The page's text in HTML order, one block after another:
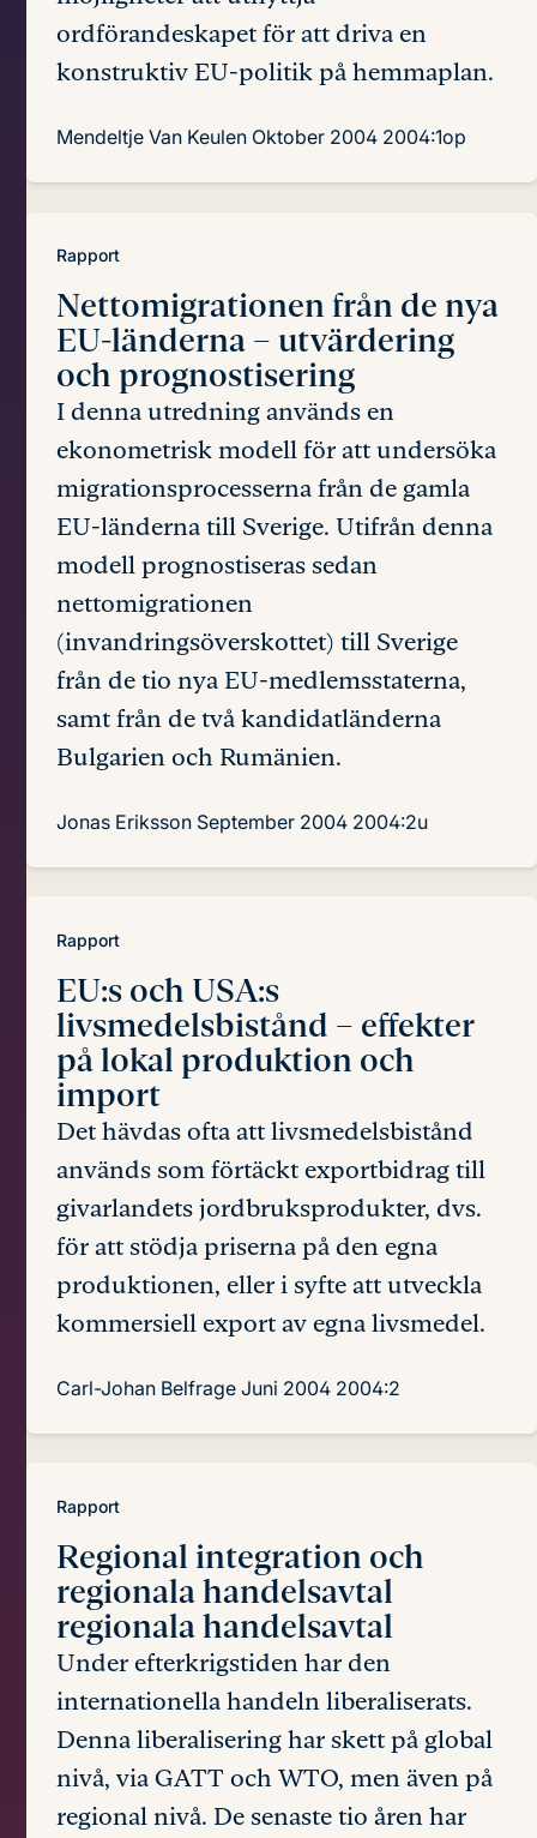
ordförandeskapet för att driva en
konstruktiv EU-politik på hemmaplan.
Mendeltje Van Keulen Oktober 2004 2004:1op
Rapport
Nettomigrationen från de nya
EU-länderna – utvärdering
och prognostisering
I denna utredning används en
ekonometrisk modell för att undersöka
migrationsprocesserna från de gamla
EU-länderna till Sverige. Utifrån denna
modell prognostiseras sedan
nettomigrationen
(invandringsöverskottet) till Sverige
från de tio nya EU-medlemsstaterna,
samt från de två kandidatländerna
Bulgarien och Rumänien.
Jonas Eriksson September 2004 2004:2u
Rapport
EU:s och USA:s
livsmedelsbistånd – effekter
på lokal produktion och
import
Det hävdas ofta att livsmedelsbistånd
används som förtäckt exportbidrag till
givarlandets jordbruksprodukter, dvs.
för att stödja priserna på den egna
produktionen, eller i syfte att utveckla
kommersiell export av egna livsmedel.
Carl-Johan BelfrageJuni 2004 2004:2
Rapport
Regional integration och
regionala handelsavtal
regionala handelsavtal
Under efterkrigstiden har den
internationella handeln liberaliserats.
Denna liberalisering har skett på global
nivå, via GATT och WTO, men även på
regional nivå. De senaste tio åren har